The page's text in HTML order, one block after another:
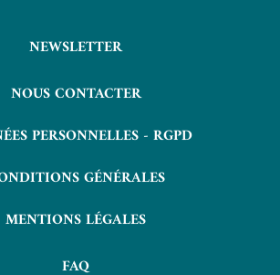
NEWSLETTER
NOUS CONTACTER
PERSONNELLES - RGPD
GÉNÉRALES
MENTIONS LÉGALES
FAQ